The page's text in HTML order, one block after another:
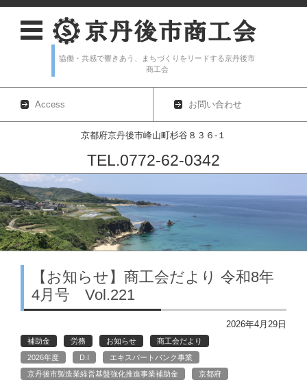
協働・共感で響きあう、まちづくりをリードする京丹後市
商工会
Access お問い合わせ
京都府京丹後市峰山町杉谷８３６-１
TEL.0772-62-0342
コンテンツに移動
【お知らせ】商工会だより 令和8年
4月号 Vol.221
2026年4月29日
補助金 労務 お知らせ
商工会だより
2026年度
D.I
エキスパートバンク事業
京丹後市製造業経営基盤強化推進事業補助金
京都府